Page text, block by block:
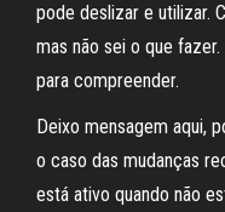
pode deslizar e utilizar.
mas não sei o que
para compreender.
Deixo mensagem aqui,
o caso das mudanças
está ativo quando não